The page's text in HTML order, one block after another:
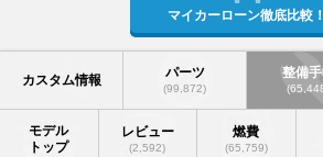
マイカーローン徹底比較！
カスタム情報 パーツ
(99,872)
整備
モデル
トップ
レビュー
(2,592)
燃費
(65,759)